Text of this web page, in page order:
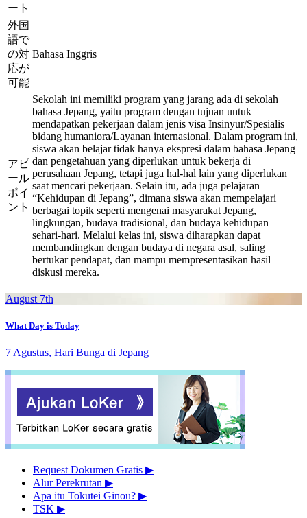
ート
外国
語で
の対
応が
可能
Bahasa Inggris
アピ
ール
ポイ
ント
Sekolah ini memiliki program yang jarang ada di sekolah
bahasa Jepang, yaitu program dengan tujuan untuk
mendapatkan pekerjaan dalam jenis visa Insinyur/Spesialis
bidang humaniora/Layanan internasional. Dalam program ini,
siswa akan belajar tidak hanya ekspresi dalam bahasa Jepang
dan pengetahuan yang diperlukan untuk bekerja di
perusahaan Jepang, tetapi juga hal-hal lain yang diperlukan
saat mencari pekerjaan. Selain itu, ada juga pelajaran
“Kehidupan di Jepang”, dimana siswa akan mempelajari
berbagai topik seperti mengenai masyarakat Jepang,
lingkungan, budaya tradisional, dan budaya kehidupan
sehari-hari. Melalui kelas ini, siswa diharapkan dapat
membandingkan dengan budaya di negara asal, saling
bertukar pendapat, dan mampu mempresentasikan hasil
diskusi mereka.
August 7th
What Day is Today
7 Agustus, Hari Bunga di Jepang
Request Dokumen Gratis ▶︎
Alur Perekrutan ▶︎
Apa itu Tokutei Ginou? ▶︎
TSK ▶︎